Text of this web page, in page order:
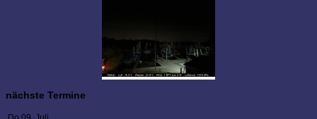
nächste Termine